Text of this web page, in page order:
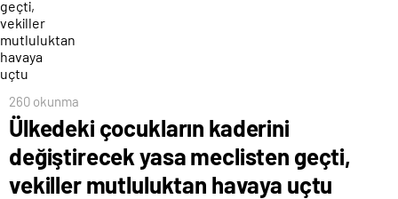
260 okunma
Ülkedeki çocukların kaderini
değiştirecek yasa meclisten geçti,
vekiller mutluluktan havaya uçtu